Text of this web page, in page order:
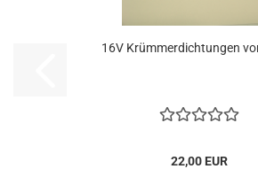
16V Krümmerdichtungen
22,00 EUR